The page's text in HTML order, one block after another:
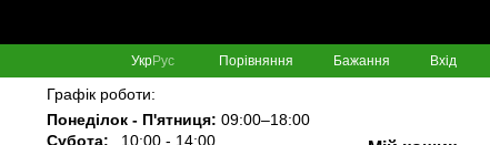
УкрРус Порівняння Бажання Вхід
Графік роботи:
Понеділок - П'ятниця: 09:00–18:00
Субота:
10:00 - 14:00